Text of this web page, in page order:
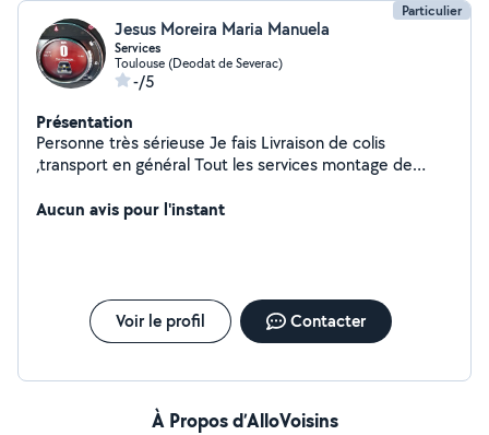
Particulier
Jesus Moreira Maria Manuela
Services
Toulouse (Deodat de Severac)
-/5
Présentation
Personne très sérieuse Je fais Livraison de colis
,transport en général Tout les services montage de
,diable.,couverture, sangles Nous sommes un couple
Aucun avis pour l'instant
Voir le profil Contacter
À Propos d’AlloVoisins